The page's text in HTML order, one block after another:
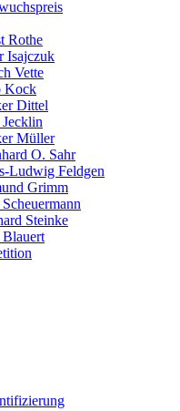
Rothe
Isajczuk
Vette
Kock
Dittel
Müller
O. Sahr
Ludwig Feldgen
Grimm
Steinke
Blauert